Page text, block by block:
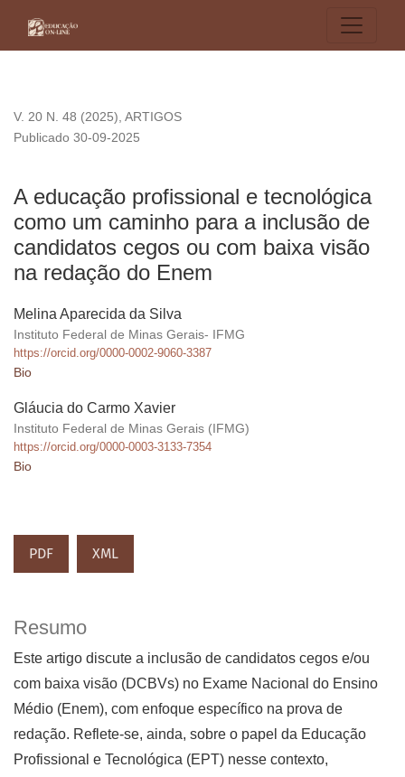
V. 20 N. 48 (2025), ARTIGOS
A educação profissional e tecnológica
como um caminho para a inclusão de
candidatos cegos ou com baixa visão
na redação do Enem
Publicado 30-09-2025
Melina Aparecida da Silva
Instituto Federal de Minas Gerais- IFMG
https://orcid.org/0000-0002-9060-3387
Bio
Gláucia do Carmo Xavier
Instituto Federal de Minas Gerais (IFMG)
https://orcid.org/0000-0003-3133-7354
Bio
PDF XML
Resumo
Este artigo discute a inclusão de candidatos cegos e/ou
com baixa visão (DCBVs) no Exame Nacional do Ensino
Médio (Enem), com enfoque específico na prova de
redação. Reflete-se, ainda, sobre o papel da Educação
Profissional e Tecnológica (EPT) nesse contexto,